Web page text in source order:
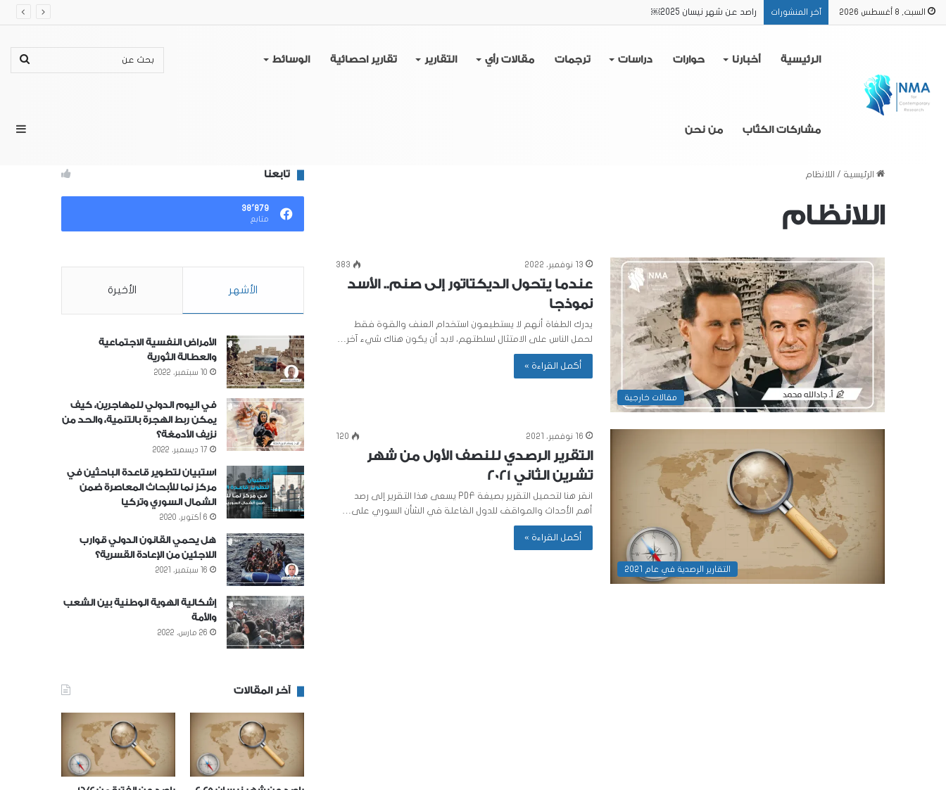
السبت, 8 أغسطس 2026 آخر المنشورات راصد عن شهر نيسان 2025￼
الرئيسية أخبارنا حوارات دراسات ترجمات مقالات رأي التقارير تقارير احصائية الوسائط
مشاركات الكتّاب من نحن
بحث
عن
الرئيسية / اللانظام
اللانظام
مقالات خارجية
13 نوفمبر، 2022 383
عندما يتحول الديكتاتور إلى صنم.. الأسد
نموذجا
يدرك الطغاة أنهم لا يستطيعون استخدام العنف والقوة فقط
لحمل الناس على الامتثال لسلطتهم، لابد أن يكون هناك شيء آخر…
أكمل القراءة »
التقارير الرصدية في عام 2021
16 نوفمبر، 2021 120
التقرير الرصدي للنصف الأول من شهر
تشرين الثاني 2021
انقر هنا لتحميل التقرير بصيغة PDF يسعى هذا التقرير إلى رصد
أهم الأحداث والمواقف للدول الفاعلة في الشأن السوري على…
أكمل القراءة »
تابعنا
٣٨٬٨٧٩
متابع
الأشهر الأخيرة
الأمراض النفسية الاجتماعية
والعطالة الثورية
10 سبتمبر، 2022
في اليوم الدولي للمهاجرين، كيف
يمكن ربط الهجرة بالتنمية، والحد من
نزيف الأدمغة؟
17 ديسمبر، 2022
استبيان لتطوير قاعدة الباحثين في
مركز نما للأبحاث المعاصرة ضمن
الشمال السوري وتركيا
6 أكتوبر، 2020
هل يحمي القانون الدولي قوارب
اللاجئين من الإعادة القسرية؟
16 سبتمبر، 2021
إشكالية الهوية الوطنية بين الشعب
والأمة
26 مارس، 2022
آخر المقالات